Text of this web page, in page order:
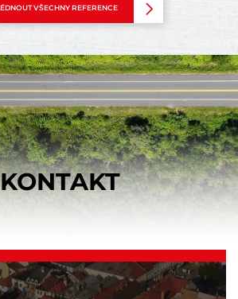
VŠECHNY REFERENCE
KONTAKT